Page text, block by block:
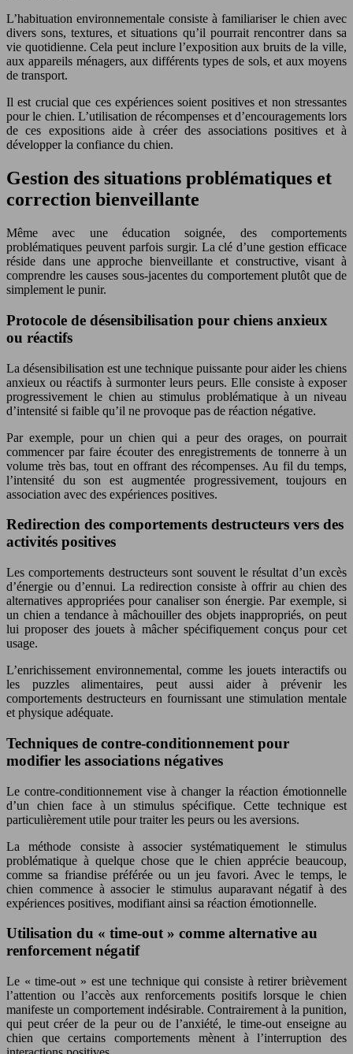
L’habituation environnementale consiste à familiariser le chien avec
divers sons, textures, et situations qu’il pourrait rencontrer dans sa
vie quotidienne. Cela peut inclure l’exposition aux bruits de la ville,
aux appareils ménagers, aux différents types de sols, et aux moyens
de transport.
Il est crucial que ces expériences soient positives et non stressantes
pour le chien. L’utilisation de récompenses et d’encouragements lors
de ces expositions aide à créer des associations positives et à
développer la confiance du chien.
Gestion des situations problématiques et
correction bienveillante
Même avec une éducation soignée, des comportements
problématiques peuvent parfois surgir. La clé d’une gestion efficace
réside dans une approche bienveillante et constructive, visant à
comprendre les causes sous-jacentes du comportement plutôt que de
simplement le punir.
Protocole de désensibilisation pour chiens anxieux
ou réactifs
La désensibilisation est une technique puissante pour aider les chiens
anxieux ou réactifs à surmonter leurs peurs. Elle consiste à exposer
progressivement le chien au stimulus problématique à un niveau
d’intensité si faible qu’il ne provoque pas de réaction négative.
Par exemple, pour un chien qui a peur des orages, on pourrait
commencer par faire écouter des enregistrements de tonnerre à un
volume très bas, tout en offrant des récompenses. Au fil du temps,
l’intensité du son est augmentée progressivement, toujours en
association avec des expériences positives.
Redirection des comportements destructeurs vers des
activités positives
Les comportements destructeurs sont souvent le résultat d’un excès
d’énergie ou d’ennui. La redirection consiste à offrir au chien des
alternatives appropriées pour canaliser son énergie. Par exemple, si
un chien a tendance à mâchouiller des objets inappropriés, on peut
lui proposer des jouets à mâcher spécifiquement conçus pour cet
usage.
L’enrichissement environnemental, comme les jouets interactifs ou
les puzzles alimentaires, peut aussi aider à prévenir les
comportements destructeurs en fournissant une stimulation mentale
et physique adéquate.
Techniques de contre-conditionnement pour
modifier les associations négatives
Le contre-conditionnement vise à changer la réaction émotionnelle
d’un chien face à un stimulus spécifique. Cette technique est
particulièrement utile pour traiter les peurs ou les aversions.
La méthode consiste à associer systématiquement le stimulus
problématique à quelque chose que le chien apprécie beaucoup,
comme sa friandise préférée ou un jeu favori. Avec le temps, le
chien commence à associer le stimulus auparavant négatif à des
expériences positives, modifiant ainsi sa réaction émotionnelle.
Utilisation du « time-out » comme alternative au
renforcement négatif
Le « time-out » est une technique qui consiste à retirer brièvement
l’attention ou l’accès aux renforcements positifs lorsque le chien
manifeste un comportement indésirable. Contrairement à la punition,
qui peut créer de la peur ou de l’anxiété, le time-out enseigne au
chien que certains comportements mènent à l’interruption des